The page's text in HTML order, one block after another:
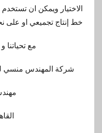
الاختيار ويمكن ان
خط إنتاج تجميعي او على
مع تحياتنا و
شركة المهندس منسي